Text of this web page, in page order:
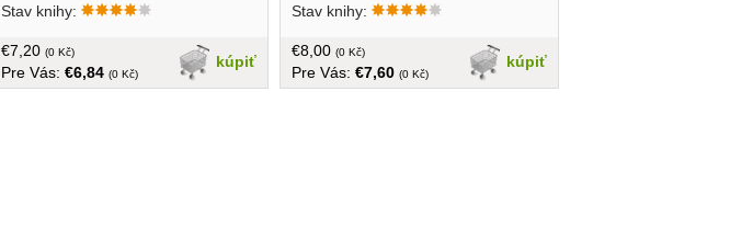
češtine, tvrdá väzba, 1250 strán
Stav knihy:
kúpiť
€7,20 (0 Kč)
Pre Vás: €6,84 (0 Kč)
prenos svetlovodmi atď.)... obal, tvrdá
Stav knihy:
kúpiť
€8,00 (0 Kč)
Pre Vás: €7,60 (0 Kč)